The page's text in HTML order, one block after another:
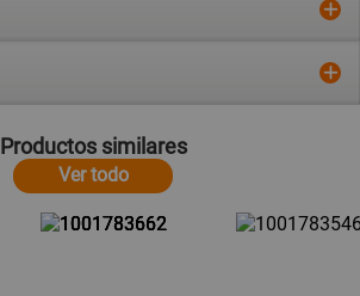
Productos similares
Ver todo